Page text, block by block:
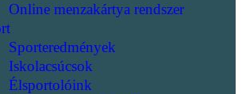
Online menzakártya rendszer
Sporteredmények
Iskolacsúcsok
Élsportolóink